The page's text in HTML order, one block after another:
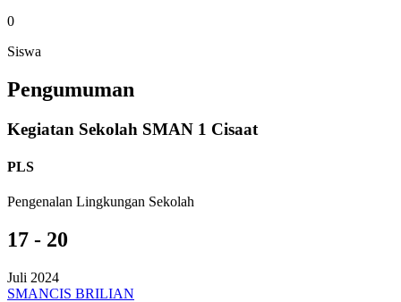
0
Siswa
Pengumuman
Kegiatan Sekolah SMAN 1 Cisaat
PLS
Pengenalan Lingkungan Sekolah
17 - 20
Juli 2024
SMANCIS BRILIAN